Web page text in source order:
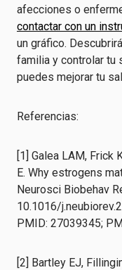
afecciones o
contactar con un
un gráfico.
familia y controlar tu
puedes mejorar tu
Referencias:
[1] Galea LAM, Frick
E. Why estrogens
Neurosci Biobehav
10.1016/
PMID: 27039345;
[2] Bartley EJ,